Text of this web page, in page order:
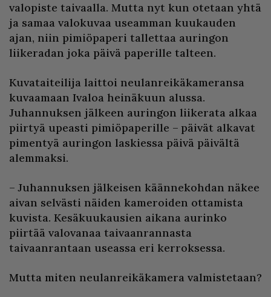
valopiste taivaalla. Mutta nyt kun otetaan yhtä
ja samaa valokuvaa useamman kuukauden
ajan, niin pimiöpaperi tallettaa auringon
liikeradan joka päivä paperille talteen.
Kuvataiteilija laittoi neulanreikäkameransa
kuvaamaan Ivaloa heinäkuun alussa.
Juhannuksen jälkeen auringon liikerata alkaa
piirtyä upeasti pimiöpaperille – päivät alkavat
pimentyä auringon laskiessa päivä päivältä
alemmaksi.
– Juhannuksen jälkeisen käännekohdan näkee
aivan selvästi näiden kameroiden ottamista
kuvista. Kesäkuukausien aikana aurinko
piirtää valovanaa taivaanrannasta
taivaanrantaan useassa eri kerroksessa.
Mutta miten neulanreikäkamera valmistetaan?